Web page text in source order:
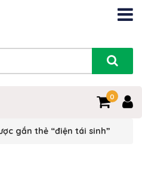
0
gắn thẻ “điện tái sinh”